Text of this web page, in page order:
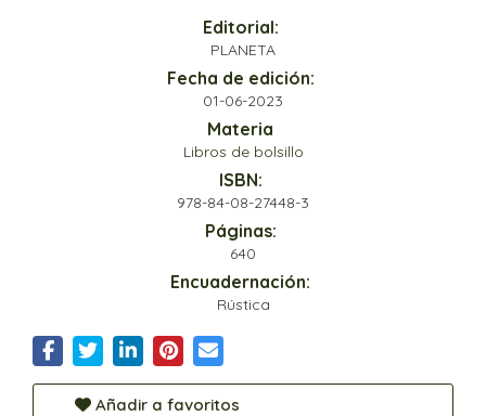
Editorial:
PLANETA
Fecha de edición:
01-06-2023
Materia
Libros de bolsillo
ISBN:
978-84-08-27448-3
Páginas:
640
Encuadernación:
Rústica
Añadir a favoritos